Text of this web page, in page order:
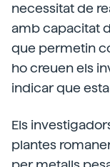
necessitat de
amb capacitat
que permetin
ho creuen els
indicar que
Els
plantes